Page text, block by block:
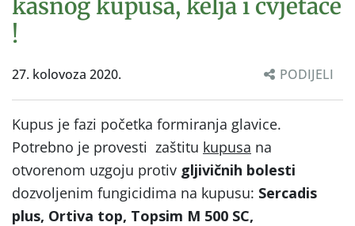
kasnog kupusa, kelja i cvjetače
!
27. kolovoza 2020. PODIJELI
Kupus je fazi početka formiranja glavice.
Potrebno je provesti zaštitu kupusa na
otvorenom uzgoju protiv gljivičnih bolesti
dozvoljenim fungicidima na kupusu: Sercadis
plus, Ortiva top, Topsim M 500 SC,